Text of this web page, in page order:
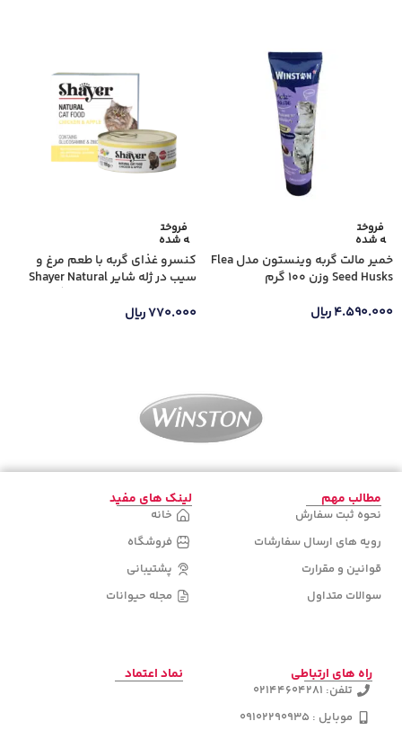
فروخت
ه شده
خمیر مالت گربه وینستون مدل Flea
Seed Husks وزن 100 گرم
۴.۵۹۰.۰۰۰ریال
فروخت
ه شده
کنسرو غذای گربه با طعم مرغ و
سیب در ژله شایر Shayer Natural
۷۷۰.۰۰۰ریال
مطالب مهم
نحوه ثبت سفارش
رویه های ارسال سفارشات
قوانین و مقرارت
سوالات متداول
لینک های مفید
خانه
فروشگاه
پشتیبانی
مجله حیوانات
راه های ارتباطی
تلفن: 02144604281
موبایل : 09102290935
نماد اعتماد